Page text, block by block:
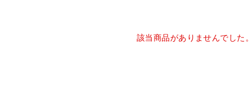
該当商品がありませんでした。